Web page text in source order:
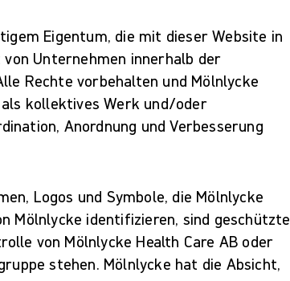
Eigentum, die mit dieser Website in
Unternehmen innerhalb der
Rechte vorbehalten und Mölnlycke
kollektives Werk und/oder
Anordnung und Verbesserung
Logos und Symbole, die Mölnlycke
Mölnlycke identifizieren, sind geschützte
von Mölnlycke Health Care AB oder
stehen. Mölnlycke hat die Absicht,